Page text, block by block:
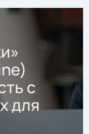
с
для